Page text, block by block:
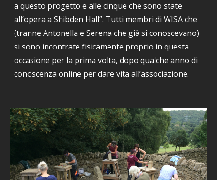
a questo progetto e alle cinque che sono state
all’opera a Shibden Hall”. Tutti membri di WISA che
(tranne Antonella e Serena che già si conoscevano)
si sono incontrate fisicamente proprio in questa
occasione per la prima volta, dopo qualche anno di
conoscenza online per dare vita all’associazione.